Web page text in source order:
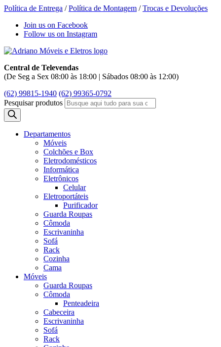
Política de Entrega /Política de Montagem /Trocas e Devoluções
Join us on Facebook
Follow us on Instagram
Central de Televendas
(De Seg a Sex 08:00 às 18:00 | Sábados 08:00 às 12:00)
(62) 99815-1940 (62) 99365-0792
Pesquisar produtos
Departamentos
Móveis
Colchões e Box
Eletrodomésticos
Informática
Eletrônicos
Celular
Eletroportáteis
Purificador
Guarda Roupas
Cômoda
Escrivaninha
Sofá
Rack
Cozinha
Cama
Móveis
Guarda Roupas
Cômoda
Penteadeira
Cabeceira
Escrivaninha
Sofá
Rack